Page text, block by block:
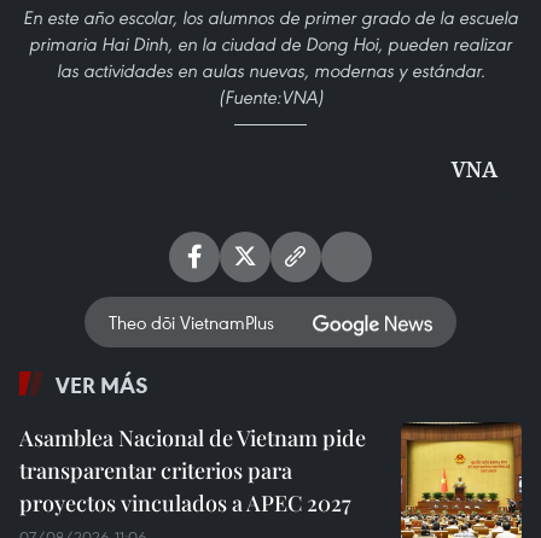
En este año escolar, los alumnos de primer grado de la escuela
primaria Hai Dinh, en la ciudad de Dong Hoi, pueden realizar
las actividades en aulas nuevas, modernas y estándar.
(Fuente:VNA)
VNA
Theo dõi VietnamPlus
VER MÁS
Asamblea Nacional de Vietnam pide
transparentar criterios para
proyectos vinculados a APEC 2027